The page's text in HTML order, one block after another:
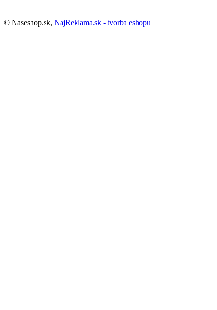
© Naseshop.sk, NajReklama.sk - tvorba eshopu